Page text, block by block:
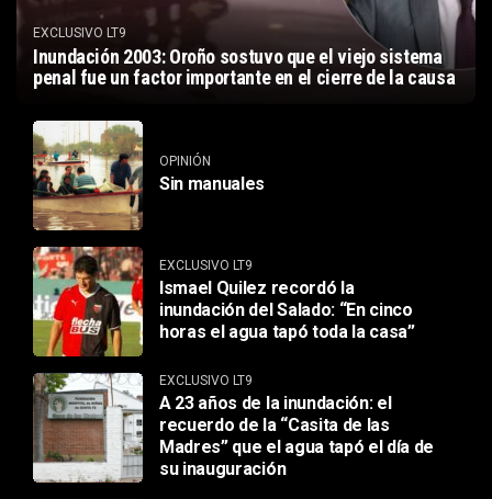
EXCLUSIVO LT9
Inundación 2003: Oroño sostuvo que el viejo sistema
penal fue un factor importante en el cierre de la causa
OPINIÓN
Sin manuales
EXCLUSIVO LT9
Ismael Quilez recordó la
inundación del Salado: “En cinco
horas el agua tapó toda la casa”
EXCLUSIVO LT9
A 23 años de la inundación: el
recuerdo de la “Casita de las
Madres” que el agua tapó el día de
su inauguración